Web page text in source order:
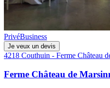
PrivéBusiness
Je veux un devis
4218 Couthuin - Ferme Château
Ferme Château de